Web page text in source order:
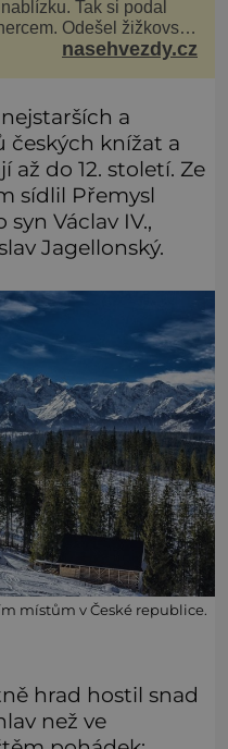
Tak si podal
Odešel žižkovský
humor, i když jemu
nasehvezdy.cz
a
českých knížat a
až do 12. století. Ze
sídlil Přemysl
syn Václav IV.,
Jagellonský.
místům v České republice.
hrad hostil snad
než ve